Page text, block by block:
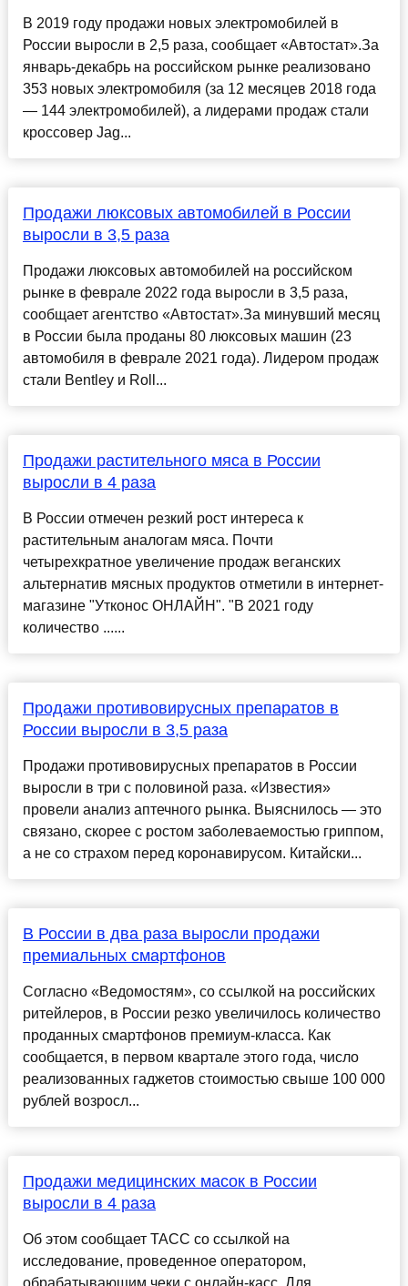
В 2019 году продажи новых электромобилей в
России выросли в 2,5 раза, сообщает «Автостат».За
январь-декабрь на российском рынке реализовано
353 новых электромобиля (за 12 месяцев 2018 года
— 144 электромобилей), а лидерами продаж стали
кроссовер Jag...
Продажи люксовых автомобилей в России
выросли в 3,5 раза
Продажи люксовых автомобилей на российском
рынке в феврале 2022 года выросли в 3,5 раза,
сообщает агентство «Автостат».За минувший месяц
в России была проданы 80 люксовых машин (23
автомобиля в феврале 2021 года). Лидером продаж
стали Bentley и Roll...
Продажи растительного мяса в России
выросли в 4 раза
В России отмечен резкий рост интереса к
растительным аналогам мяса. Почти
четырехкратное увеличение продаж веганских
альтернатив мясных продуктов отметили в интернет-
магазине "Утконос ОНЛАЙН". "В 2021 году
количество ......
Продажи противовирусных препаратов в
России выросли в 3,5 раза
Продажи противовирусных препаратов в России
выросли в три с половиной раза. «Известия»
провели анализ аптечного рынка. Выяснилось — это
связано, скорее с ростом заболеваемостью гриппом,
а не со страхом перед коронавирусом. Китайски...
В России в два раза выросли продажи
премиальных смартфонов
Согласно «Ведомостям», со ссылкой на российских
ритейлеров, в России резко увеличилось количество
проданных смартфонов премиум-класса. Как
сообщается, в первом квартале этого года, число
реализованных гаджетов стоимостью свыше 100 000
рублей возросл...
Продажи медицинских масок в России
выросли в 4 раза
Об этом сообщает ТАСС со ссылкой на
исследование, проведенное оператором,